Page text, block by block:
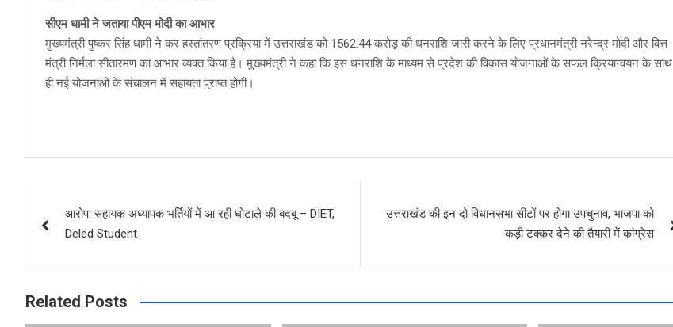
सीएम धामी ने जताया पीएम मोदी का आभार
मुख्यमंत्री पुष्कर सिंह धामी ने कर हस्तांतरण प्रक्रिया में उत्तराखंड को 1562.44 करोड़ की धनराशि जारी करने के लिए प्रधानमंत्री नरेन्द्र मोदी और वित्त
मंत्री निर्मला सीतारमण का आभार व्यक्त किया है। मुख्यमंत्री ने कहा कि इस धनराशि के माध्यम से प्रदेश की विकास योजनाओं के सफल क्रियान्वयन के साथ
ही नई योजनाओं के संचालन में सहायता प्राप्त होगी।
navigation
आरोप: सहायक अध्यापक भर्तियों में आ रही घोटाले की बदबू – DIET,
Deled Student
उत्तराखंड की इन दो विधानसभा सीटों पर होगा उपचुनाव, भाजपा को
कड़ी टक्कर देने की तैयारी में कांग्रेस
Related Posts